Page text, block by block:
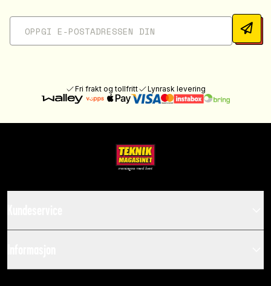
Fri frakt og tollfritt Lynrask levering